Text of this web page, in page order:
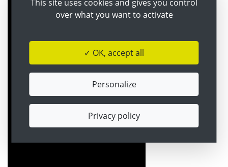
This site uses cookies and gives you control
over what you want to activate
✓ OK, accept all
Personalize
Privacy policy